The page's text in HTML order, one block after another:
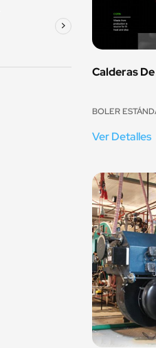
Calderas
BOLER
Ver Detalles